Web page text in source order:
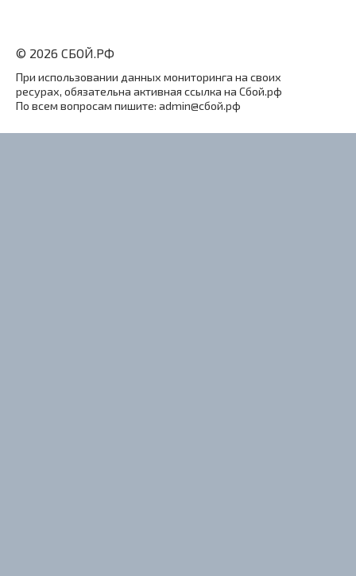
© 2026 СБОЙ.РФ
При использовании данных мониторинга на своих
ресурах, обязательна активная ссылка на Сбой.рф
По всем вопросам пишите: admin@сбой.рф